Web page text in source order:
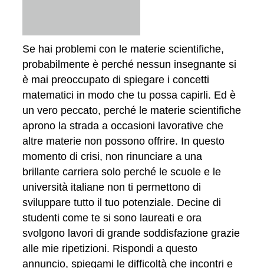
Se hai problemi con le materie scientifiche,
probabilmente è perché nessun insegnante si
è mai preoccupato di spiegare i concetti
matematici in modo che tu possa capirli. Ed è
un vero peccato, perché le materie scientifiche
aprono la strada a occasioni lavorative che
altre materie non possono offrire. In questo
momento di crisi, non rinunciare a una
brillante carriera solo perché le scuole e le
università italiane non ti permettono di
sviluppare tutto il tuo potenziale. Decine di
studenti come te si sono laureati e ora
svolgono lavori di grande soddisfazione grazie
alle mie ripetizioni. Rispondi a questo
annuncio, spiegami le difficoltà che incontri e